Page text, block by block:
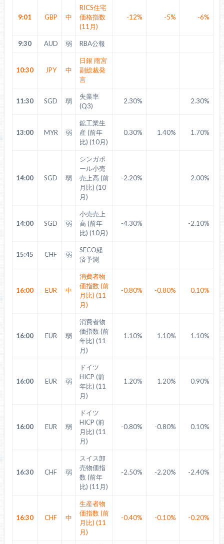
9:01 GBP 中
RICS住宅
価格指数
(11月)
-12% -5% -6%
9:30 AUD 弱 RBA公報
10:30 JPY 中
日銀 雨宮
副総裁発
言
11:30 SGD 弱
失業率
(Q3)
2.30% 2.30%
13:00 MYR 弱
鉱工業生
産 (前年
比) (10月)
0.30% 1.40% 1.70%
14:00 SGD 弱
シンガポ
ール小売
売上高 (前
月比) (10
月)
-2.20% 2.00%
14:00 SGD 弱
小売売上
高 (前年
比) (10月)
-4.30% -2.10%
15:45 CHF 弱
SECO経
済予測
16:00 EUR 中
消費者物
価指数 (前
月比) (11
月)
-0.80% -0.80% 0.10%
16:00 EUR 弱
消費者物
価指数 (前
年比) (11
月)
1.10% 1.10% 1.10%
16:00 EUR 弱
ドイツ
HICP (前
年比) (11
月)
1.20% 1.20% 0.90%
16:00 EUR 弱
ドイツ
HICP (前
月比) (11
月)
-0.80% -0.80% 0.10%
16:30 CHF 弱
スイス卸
売物価指
数 (前年
比) (11月)
-2.50% -2.20% -2.40%
16:30 CHF 中
生産者物
価指数 (前
月比) (11
月)
-0.40% -0.10% -0.20%